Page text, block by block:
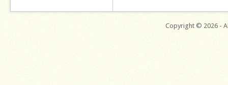
Copyright © 2026 -